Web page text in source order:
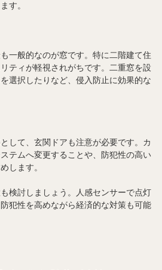
す。
一般的なのが窓です。特に二階建て住
ティが軽視されがちです。二重窓を設
選択したりなど、侵入防止に効果的な
して、玄関ドアも注意が必要です。カ
テムへ変更することや、防犯性の高い
します。
検討しましょう。人感センサーで点灯
犯性を高めながら経済的な対策も可能